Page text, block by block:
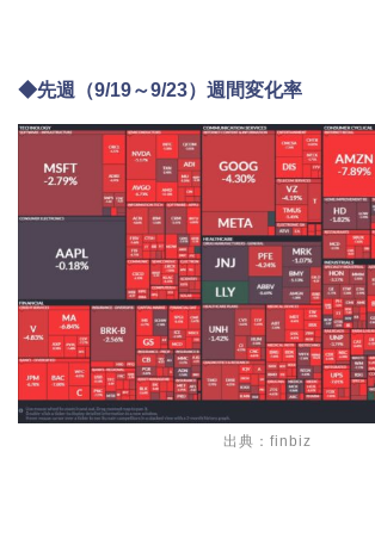
◆先週（9/19～9/23）週間変化率
出典：finbiz